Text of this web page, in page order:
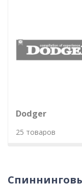
Dodger
25 товаров